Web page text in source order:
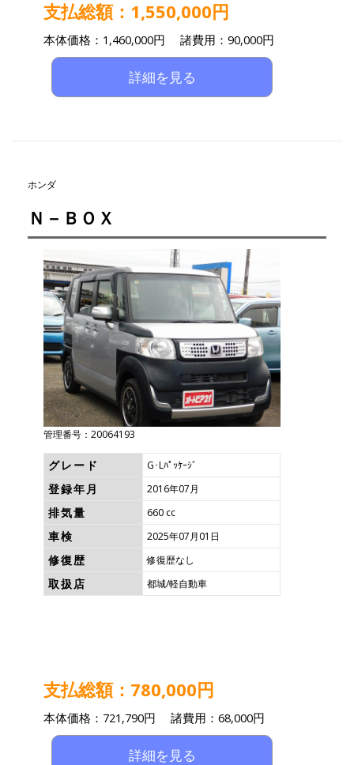
支払総額：1,550,000円
本体価格：1,460,000円 諸費用：90,000円
詳細を見る
ホンダ
Ｎ－ＢＯＸ
管理番号：20064193
グレード G･Lﾊﾟｯｹｰｼﾞ
登録年月 2016年07月
排気量 660 cc
車検 2025年07月01日
修復歴 修復歴なし
取扱店 都城/軽自動車
支払総額：780,000円
本体価格：721,790円 諸費用：68,000円
詳細を見る